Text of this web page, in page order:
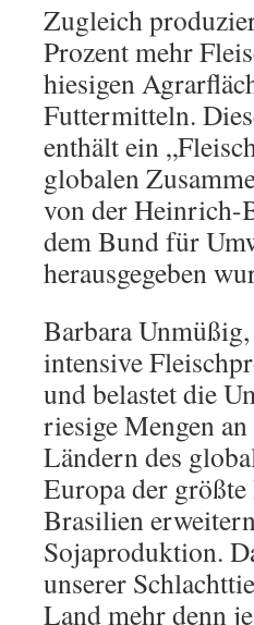
Zugleich
Prozent mehr
hiesigen
Futtermitteln.
enthält ein
globalen
von der
dem Bund für
herausgegeben
Barbara
intensive
und belastet die
riesige Mengen
Ländern des
Europa der
Brasilien
Sojaproduktion.
unserer
Land mehr denn